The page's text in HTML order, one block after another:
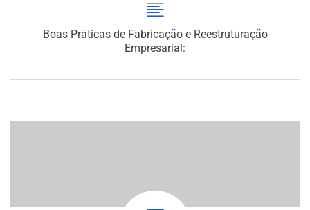
Boas Práticas de Fabricação e Reestruturação
Empresarial: